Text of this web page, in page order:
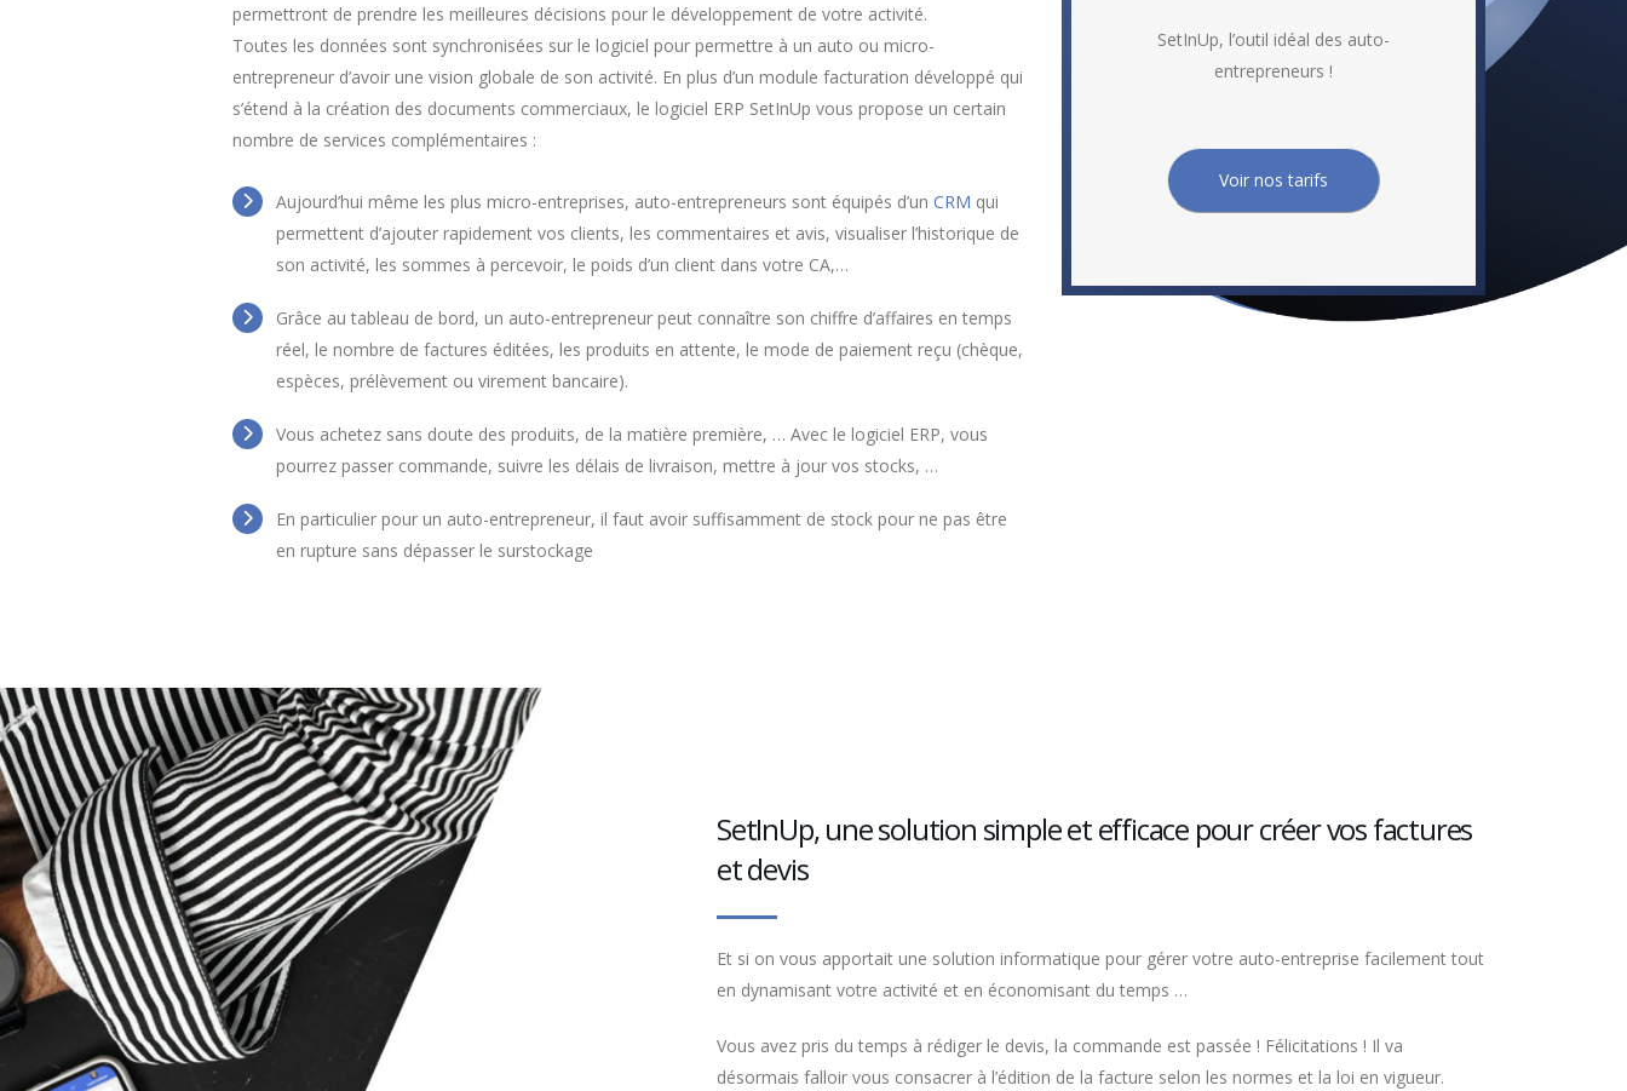
permettront de prendre les meilleures décisions pour le développement de votre activité.
Toutes les données sont synchronisées sur le logiciel pour permettre à un auto ou micro-
entrepreneur d’avoir une vision globale de son activité. En plus d’un module facturation développé qui
s’étend à la création des documents commerciaux, le logiciel ERP SetInUp vous propose un certain
nombre de services complémentaires :
Aujourd’hui même les plus micro-entreprises, auto-entrepreneurs sont équipés d’un CRM qui
permettent d’ajouter rapidement vos clients, les commentaires et avis, visualiser l’historique de
son activité, les sommes à percevoir, le poids d’un client dans votre CA,…
Grâce au tableau de bord, un auto-entrepreneur peut connaître son chiffre d’affaires en temps
réel, le nombre de factures éditées, les produits en attente, le mode de paiement reçu (chèque,
espèces, prélèvement ou virement bancaire).
Vous achetez sans doute des produits, de la matière première, … Avec le logiciel ERP, vous
pourrez passer commande, suivre les délais de livraison, mettre à jour vos stocks, …
En particulier pour un auto-entrepreneur, il faut avoir suffisamment de stock pour ne pas être
en rupture sans dépasser le surstockage
SetInUp, l’outil idéal des auto-
entrepreneurs !
Voir nos tarifs
SetInUp, une solution simple et efficace pour créer vos factures
et devis
Et si on vous apportait une solution informatique pour gérer votre auto-entreprise facilement tout
en dynamisant votre activité et en économisant du temps …
Vous avez pris du temps à rédiger le devis, la commande est passée ! Félicitations ! Il va
désormais falloir vous consacrer à l’édition de la facture selon les normes et la loi en vigueur.